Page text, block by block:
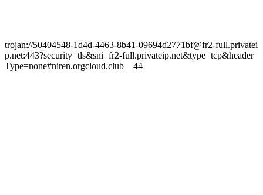
trojan://50404548-1d4d-4463-8b41-09694d2771bf@fr2-full.privatei
p.net:443?security=tls&sni=fr2-full.privateip.net&type=tcp&header
Type=none#niren.orgcloud.club__44